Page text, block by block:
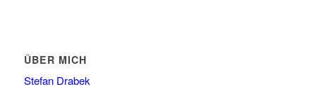
ÜBER MICH
Stefan Drabek